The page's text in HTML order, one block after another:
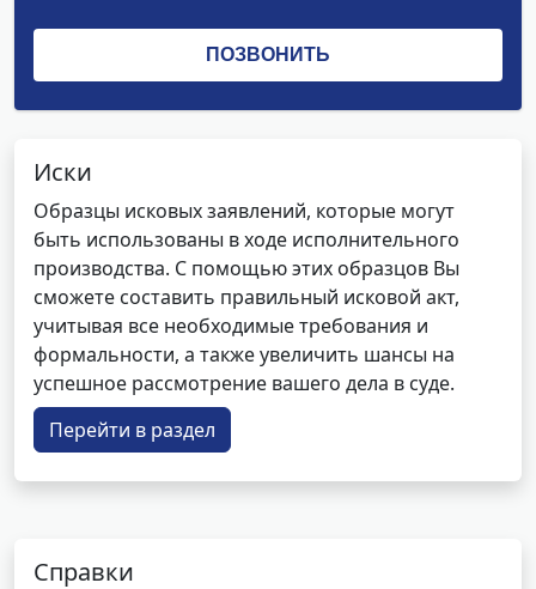
Иски
Образцы исковых заявлений, которые могут
быть использованы в ходе исполнительного
производства. С помощью этих образцов Вы
сможете составить правильный исковой акт,
учитывая все необходимые требования и
формальности, а также увеличить шансы на
успешное рассмотрение вашего дела в суде.
Перейти в раздел
Справки